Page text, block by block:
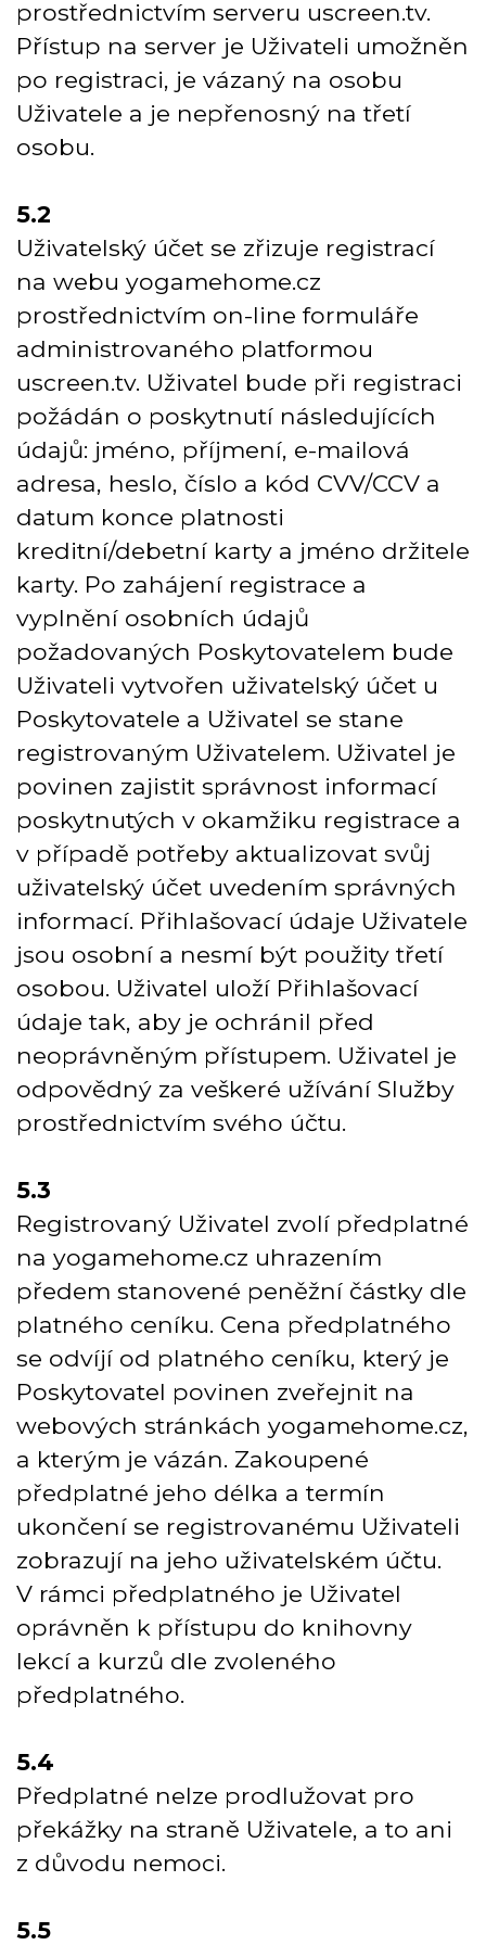
prostřednictvím serveru uscreen.tv.
Přístup na server je Uživateli umožněn
po registraci, je vázaný na osobu
Uživatele a je nepřenosný na třetí
osobu.
5.2
Uživatelský účet se zřizuje registrací
na webu yogamehome.cz
prostřednictvím on-line formuláře
administrovaného platformou
uscreen.tv. Uživatel bude při registraci
požádán o poskytnutí následujících
údajů: jméno, příjmení, e-mailová
adresa, heslo, číslo a kód CVV/CCV a
datum konce platnosti
kreditní/debetní karty a jméno držitele
karty. Po zahájení registrace a
vyplnění osobních údajů
požadovaných Poskytovatelem bude
Uživateli vytvořen uživatelský účet u
Poskytovatele a Uživatel se stane
registrovaným Uživatelem. Uživatel je
povinen zajistit správnost informací
poskytnutých v okamžiku registrace a
v případě potřeby aktualizovat svůj
uživatelský účet uvedením správných
informací. Přihlašovací údaje Uživatele
jsou osobní a nesmí být použity třetí
osobou. Uživatel uloží Přihlašovací
údaje tak, aby je ochránil před
neoprávněným přístupem. Uživatel je
odpovědný za veškeré užívání Služby
prostřednictvím svého účtu.
5.3
Registrovaný Uživatel zvolí předplatné
na yogamehome.cz uhrazením
předem stanovené peněžní částky dle
platného ceníku. Cena předplatného
se odvíjí od platného ceníku, který je
Poskytovatel povinen zveřejnit na
webových stránkách yogamehome.cz,
a kterým je vázán. Zakoupené
předplatné jeho délka a termín
ukončení se registrovanému Uživateli
zobrazují na jeho uživatelském účtu.
V rámci předplatného je Uživatel
oprávněn k přístupu do knihovny
lekcí a kurzů dle zvoleného
předplatného.
5.4
Předplatné nelze prodlužovat pro
překážky na straně Uživatele, a to ani
z důvodu nemoci.
5.5